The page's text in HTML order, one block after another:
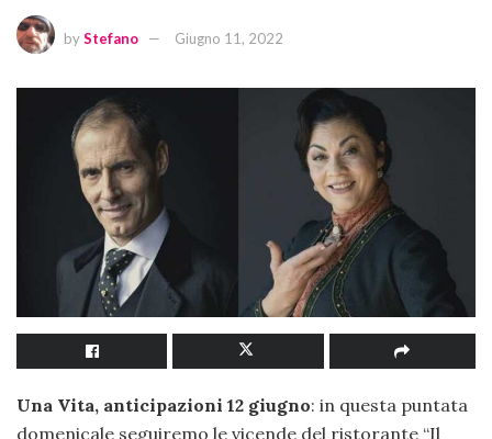
byStefano Giugno 11, 2022
Una Vita, anticipazioni 12 giugno: in questa puntata
domenicale seguiremo le vicende del ristorante “Il